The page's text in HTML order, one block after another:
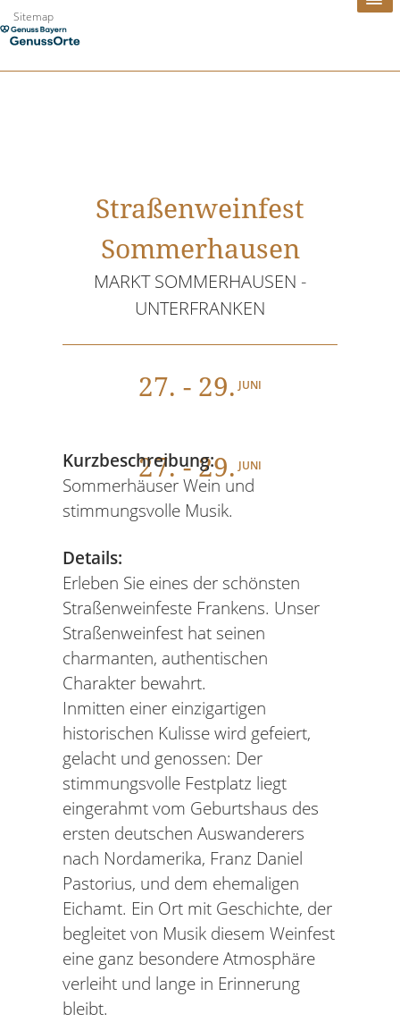
Zum
Inhalt
Sitemap
Straßenweinfest
Sommerhausen
MARKT SOMMERHAUSEN -
UNTERFRANKEN
27. - 29. JUNI
27. - 29. JUNI
Kurzbeschreibung:
Sommerhäuser Wein und
stimmungsvolle Musik.
Details:
Erleben Sie eines der schönsten
Straßenweinfeste Frankens. Unser
Straßenweinfest hat seinen
charmanten, authentischen
Charakter bewahrt.
Inmitten einer einzigartigen
historischen Kulisse wird gefeiert,
gelacht und genossen: Der
stimmungsvolle Festplatz liegt
eingerahmt vom Geburtshaus des
ersten deutschen Auswanderers
nach Nordamerika, Franz Daniel
Pastorius, und dem ehemaligen
Eichamt. Ein Ort mit Geschichte, der
begleitet von Musik diesem Weinfest
eine ganz besondere Atmosphäre
verleiht und lange in Erinnerung
bleibt.